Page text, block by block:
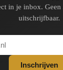
in je inbox. Geen
uitschrijfbaar.
Inschrijven